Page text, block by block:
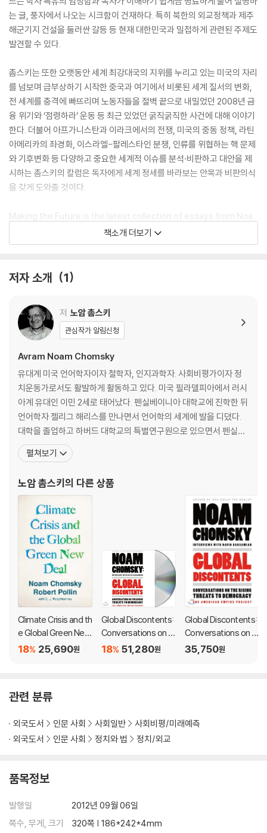
는 글, 풍자에서 나오는 시크함이 건재하다. 특히 북한의 외교정책과 제주
해군기지 건설을 둘러싼 갈등 등 현재 대한민국과 밀접하게 관련된 주제도
발견할 수 있다.
촘스키는 또한 오랫동안 세계 최강대국의 지위를 누리고 있는 미국의 자리
를 넘보며 급부상하기 시작한 중국과 여기에서 비롯된 세계 질서의 변화,
전 세계를 충격에 빠뜨리며 노동자들을 절벽 끝으로 내밀었던 2008년 금
융 위기와 ‘점령하라’ 운동 등 최근 있었던 굵직굵직한 사건에 대해 이야기
한다. 더불어 아프가니스탄과 이라크에서의 전쟁, 미국의 중동 정책, 라틴
아메리카의 좌경화, 이스라엘-팔레스타인 분쟁, 인류를 위협하는 핵 문제
와 기후변화 등 다양하고 중요한 세계적 이슈를 분석·비판하고 대안을 제
시하는 촘스키의 칼럼은 독자에게 세계 정세를 바라보는 안목과 비판의식
을 갖게 도와줄 것이다.
Making the Future is the latest collection of essays from Noa
m Chomsky, one of our most vital and provocative voices of p
olitical dissent.
Taking up the thread from 2007's Interventions, these penetr
ing the financial crisis, Obama's presidency, WikiLeaks and the
on-going conflicts in the Middle East.
ing inspiration in the popular uprisings of the Arab Spring, Maki
ng the Future is Chomsky's fiercely-argued and timely comm
ent on a fast-changing world.
Praise for Noam Chomsky:
'Chomsky is one of a small band of individuals fighting a whole
industry. And that makes him not only brilliant, but heroic' Arun
'Noam Chomsky is a global phenomenon . . . he may be the mo
st widely read American voice on foreign policy on the planet t
oday' New York Times Book Review
'Noam Chomsky is an inspiration all over the world - to millions
I suspect - for the simple reason that he is a truth-teller on an
epic scale' John Pilger
Noam Chomsky is the author of numerous bestselling political
books, including Hegemony or Survival, Failed States, Interven
e is an Institute Professor (Emeritus) in the Department of Lin
guistics and Philosophy at MIT, and is widely credited with hav
ing revolutionized modern linguistics.
책소개 더보기
저자 소개 1
저 노암 촘스키
관심작가 알림신청
Avram Noam Chomsky
유대계 미국 언어학자이자 철학자, 인지과학자. 사회비평가이자 정
치운동가로서도 활발하게 활동하고 있다. 미국 필라델피아에서 러시
아계 유대인 이민 2세로 태어났다. 펜실베이니아 대학교에 진학한 뒤
언어학자 젤리그 해리스를 만나면서 언어학의 세계에 발을 디뎠다.
대학을 졸업하고 하버드 대학교의 특별연구원으로 있으면서 펜실베
이니아 대학교에서 박사 학위를 받았다. MIT에서 1958년(30세) 부
교수, 1961년(33세) 종신교수, 1966년(38세) 석좌교수, 1976년
기관으로 대우하는 교수)’가 된 그는 지
펼쳐보기
노암 촘스키 의 다른 상품
Climate Crisis and th
e Global Green New
Deal 25,690원
18%
Global Discontents:
Conversations on th
e Rising Threats to
51,280원
18%
Global Discontents:
Conversations on th
e Rising Threats to
35,750원
관련 분류
외국도서 인문 사회 사회일반
사회비평/미래예측
외국도서
인문 사회 정치와 법 정치/외교
품목정보
발행일
2012년 09월 06일
쪽수, 무게, 크기
320쪽 | 186*242*4mm